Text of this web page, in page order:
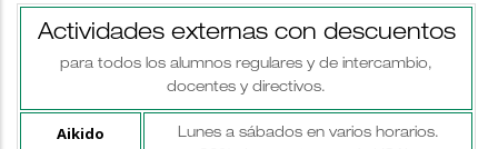
Actividades externas con descuentos
para todos los alumnos regulares y de intercambio,
docentes y directivos.
Aikido
Lunes a sábados en varios horarios.